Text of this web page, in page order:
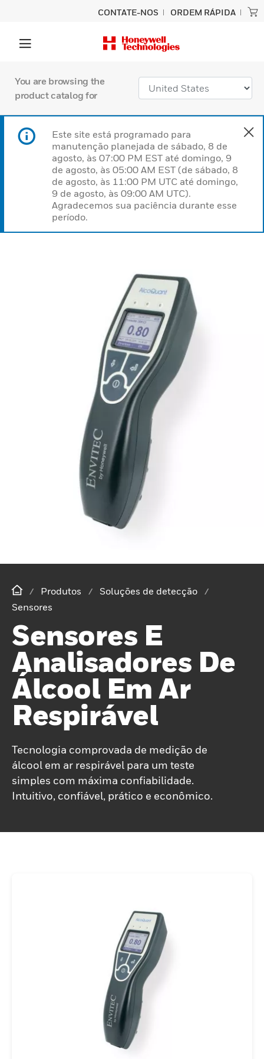
CONTATE-NOS ORDEM RÁPIDA
You are browsing the
product catalog for
Este site está programado para
manutenção planejada de sábado, 8 de
agosto, às 07:00 PM EST até domingo, 9
de agosto, às 05:00 AM EST (de sábado, 8
de agosto, às 11:00 PM UTC até domingo,
9 de agosto, às 09:00 AM UTC).
Agradecemos sua paciência durante esse
período.
Produtos
Soluções de detecção
Sensores
Sensores E
Analisadores De
Álcool Em Ar
Respirável
Tecnologia comprovada de medição de
álcool em ar respirável para um teste
simples com máxima confiabilidade.
Intuitivo, confiável, prático e econômico.